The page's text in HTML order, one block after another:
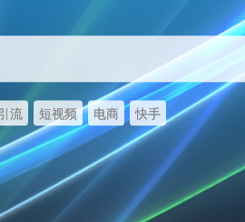
流 短视频 电商 快手